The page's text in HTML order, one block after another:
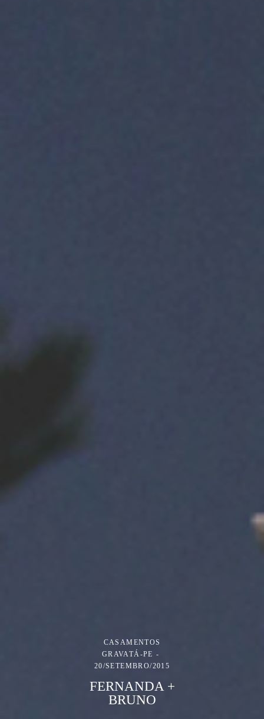
CASAMENTOS
GRAVATÁ-PE
20/SETEMBRO/2015
FERNANDA +
BRUNO